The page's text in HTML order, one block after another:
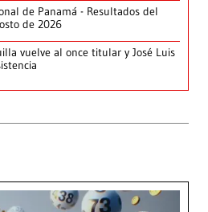
de Panamá - Resultados del
de 2026
vuelve al once titular y José Luis